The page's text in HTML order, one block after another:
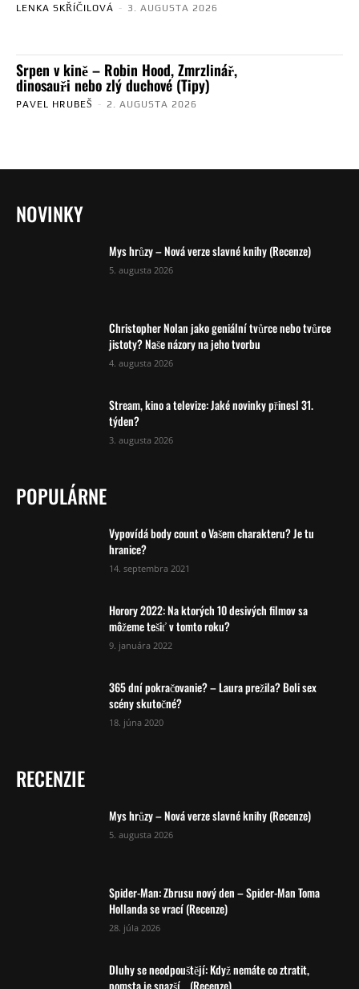
LENKA SKŘÍČILOVÁ - 3. AUGUSTA 2026
Srpen v kině – Robin Hood, Zmrzlinář,
dinosauři nebo zlý duchové (Tipy)
PAVEL HRUBEŠ - 2. AUGUSTA 2026
NOVINKY
Mys hrůzy – Nová verze slavné knihy (Recenze)
5. augusta 2026
Christopher Nolan jako geniální tvůrce nebo tvůrce
jistoty? Naše názory na jeho tvorbu
4. augusta 2026
Stream, kino a televize: Jaké novinky přinesl 31.
týden?
3. augusta 2026
POPULÁRNE
Vypovídá body count o Vašem charakteru? Je tu
hranice?
14. septembra 2021
Horory 2022: Na ktorých 10 desivých filmov sa
môžeme tešiť v tomto roku?
9. januára 2022
365 dní pokračovanie? – Laura prežila? Boli sex
scény skutočné?
18. júna 2020
RECENZIE
Mys hrůzy – Nová verze slavné knihy (Recenze)
5. augusta 2026
Spider-Man: Zbrusu nový den – Spider-Man Toma
Hollanda se vrací (Recenze)
28. júla 2026
Dluhy se neodpouštějí: Když nemáte co ztratit,
pomsta je snazší… (Recenze)